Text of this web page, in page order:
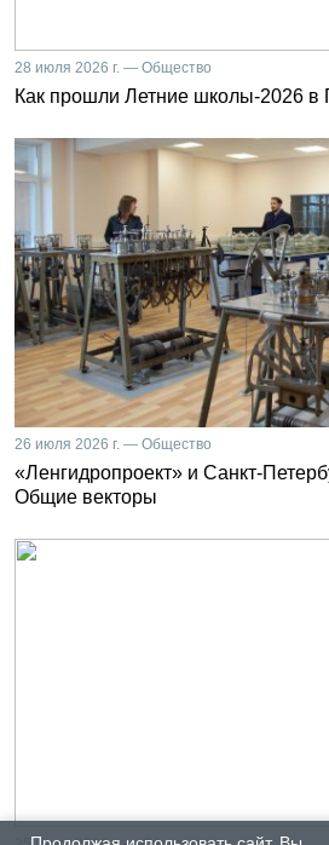
28 июля 2026 г. — Общество
Как прошли Летние школы-2026 в
26 июля 2026 г. — Общество
«Ленгидропроект» и Санкт-
Общие векторы